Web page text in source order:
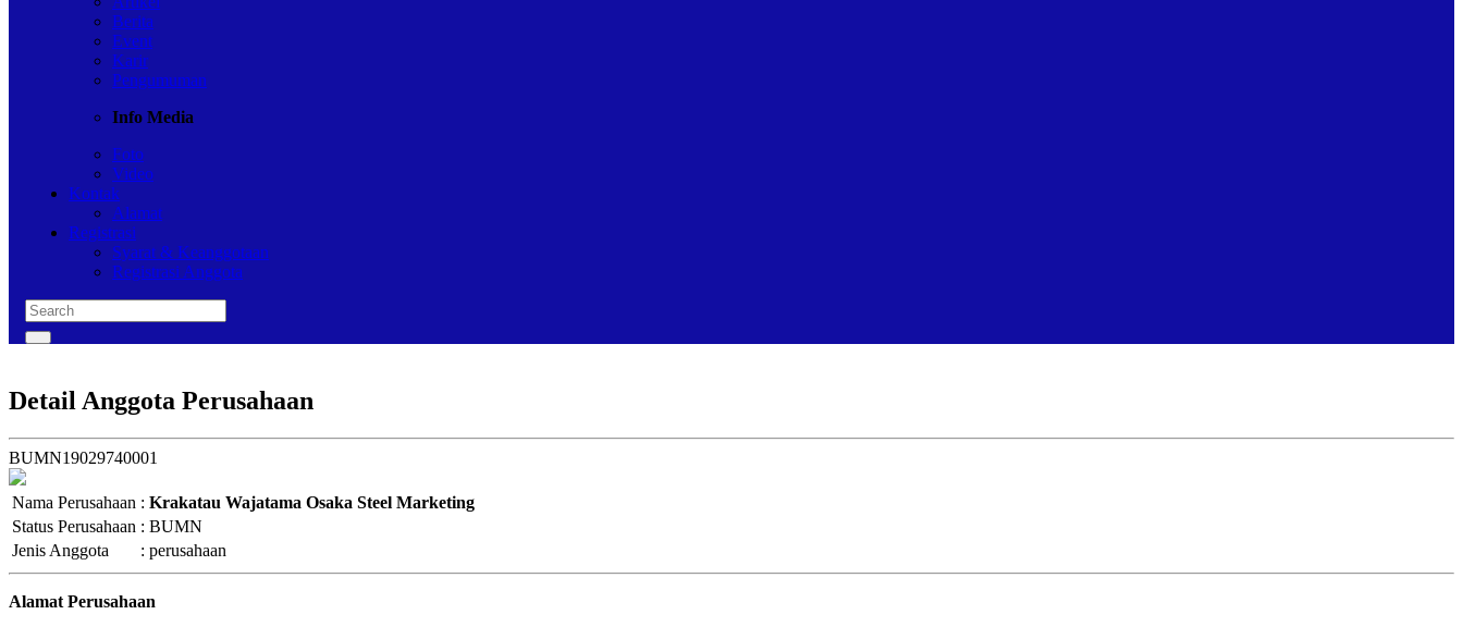
Berita
Event
Karir
Pengumuman
Info Media
Foto
Video
Kontak
Alamat
Registrasi
Syarat & Keanggotaan
Registrasi Anggota
Detail Anggota Perusahaan
BUMN19029740001
Nama Perusahaan : Krakatau Wajatama Osaka Steel Marketing
Status Perusahaan : BUMN
Jenis Anggota
: perusahaan
Alamat Perusahaan